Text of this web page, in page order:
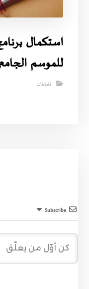
استكمال
للموسم الجامعي
نشاطات
Subscribe